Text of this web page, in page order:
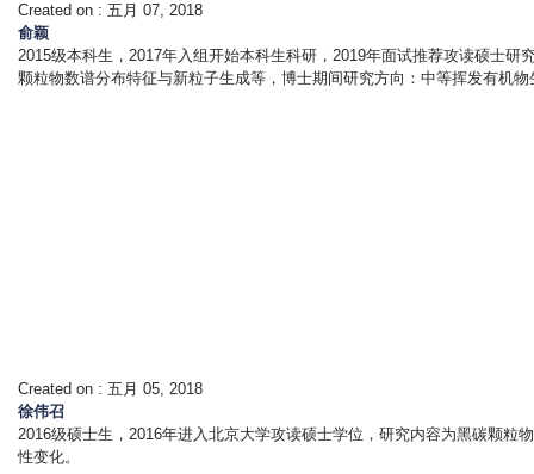
Created on : 五月 07, 2018
俞颖
2015级本科生，2017年入组开始本科生科研，2019年面试推荐攻读硕士
颗粒物数谱分布特征与新粒子生成等，博士期间研究方向：中等挥发有机
Created on : 五月 05, 2018
徐伟召
2016级硕士生，2016年进入北京大学攻读硕士学位，研究内容为黑碳颗
性变化。